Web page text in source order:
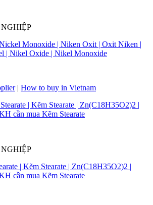
Monoxide | Niken Oxit | Oxit Niken |
| Nikel Oxide | Nikel Monoxide
| How to buy in Vietnam
| Kẽm Stearate | Zn(C18H35O2)2 |
cần mua Kẽm Stearate